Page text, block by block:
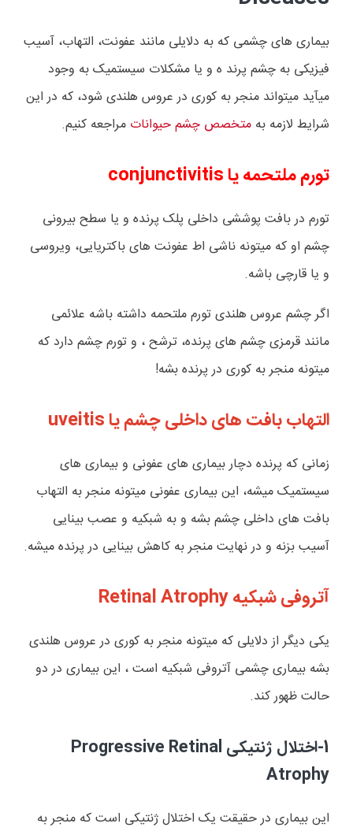
بیماری های چشمی که به دلایلی مانند عفونت، التهاب، آسیب
فیزیکی به چشم پرند ه و یا مشکلات سیستمیک به وجود
میآید میتواند منجر به کوری در عروس هلندی شود، که در این
شرایط لازمه به متخصص چشم حیوانات مراجعه کنیم.
تورم ملتحمه یاconjunctivitis
تورم در بافت پوششی داخلی پلک پرنده و یا سطح بیرونی
چشم او که میتونه ناشی اط عفونت های باکتریایی، ویروسی
و یا قارچی باشه.
اگر چشم عروس هلندی تورم ملتحمه داشته باشه علائمی
مانند قرمزی چشم های پرنده، ترشح ، و تورم چشم دارد که
میتونه منجر به کوری در پرنده بشه!
التهاب بافت های داخلی چشم یاuveitis
زمانی که پرنده دچار بیماری های عفونی و بیماری های
سیستمیک میشه، این بیماری عفونی میتونه منجر به التهاب
بافت های داخلی چشم بشه و به شبکیه و عصب بینایی
آسیب بزنه و در نهایت منجر به کاهش بینایی در پرنده میشه.
آتروفی شبکیهRetinal Atrophy
یکی دیگر از دلایلی که میتونه منجر به کوری در عروس هلندی
بشه بیماری چشمی آتروفی شبکیه است ، این بیماری در دو
حالت ظهور کند.
1-اختلال ژنتیکی
Progressive Retinal
Atrophy
این بیماری در حقیقت یک اختلال ژنتیکی است که منجر به